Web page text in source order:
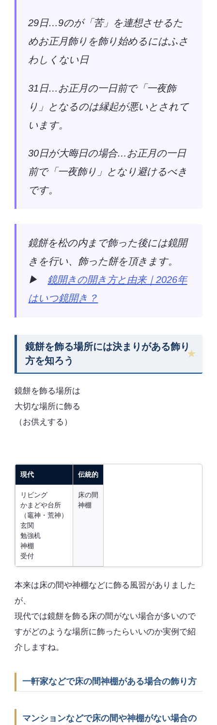
29日…9のが「苦」を連想させるた
めお正月飾りを飾り始めるにはふさ
わしくない日
31日…お正月の一日前で「一夜飾
り」となるのは縁起が悪いとされて
います。
30日が大晦日の場合…お正月の一日
前で「一夜飾り」となり避けるべき
です。
鏡餅を松の内まで飾った後には鏡開
きを行い、飾った餅を頂きます。
▶ 鏡開きの開き方と由来｜2026年
はいつ鏡開き？
鏡餅を飾る場所には決まりがある飾り
方を知ろう
鏡餅を飾る場所は
大切な場所に飾る
（お供えする）
現代 伝統的
リビング
かまどや台所
（竈神・荒神）
玄関
勉強机
神棚
受付
床の間
神棚
本来は床の間や神棚などに飾る風習がありました
が、
現代では鏡餅を飾る床の間がない場合が多いので
すがどのような場所に飾ったらいいのか実例で紹
介しますね。
一軒家などで床の間神棚がある場合の飾り方
マンションなどで床の間や神棚がない場合の